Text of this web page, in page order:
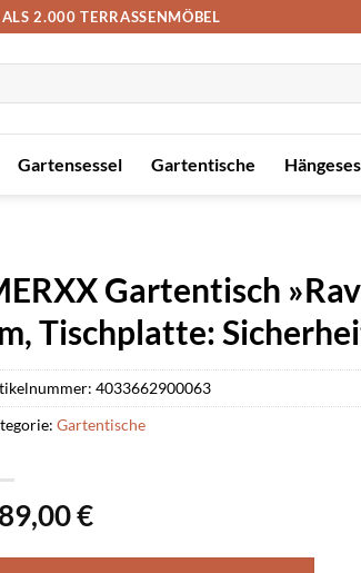
2.000 TERRASSENMÖBEL
Gartensessel Gartentische
Gartentisch
Tischplatte:
€
4033662900063
Gartentische